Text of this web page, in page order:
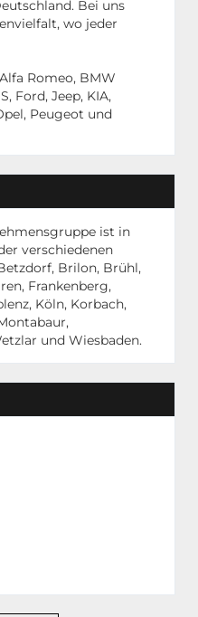
Bei uns
wo jeder
Romeo, BMW
Ford, Jeep, KIA,
Peugeot und
ist in
verschiedenen
Brilon, Brühl,
Frankenberg,
Köln, Korbach,
und Wiesbaden.